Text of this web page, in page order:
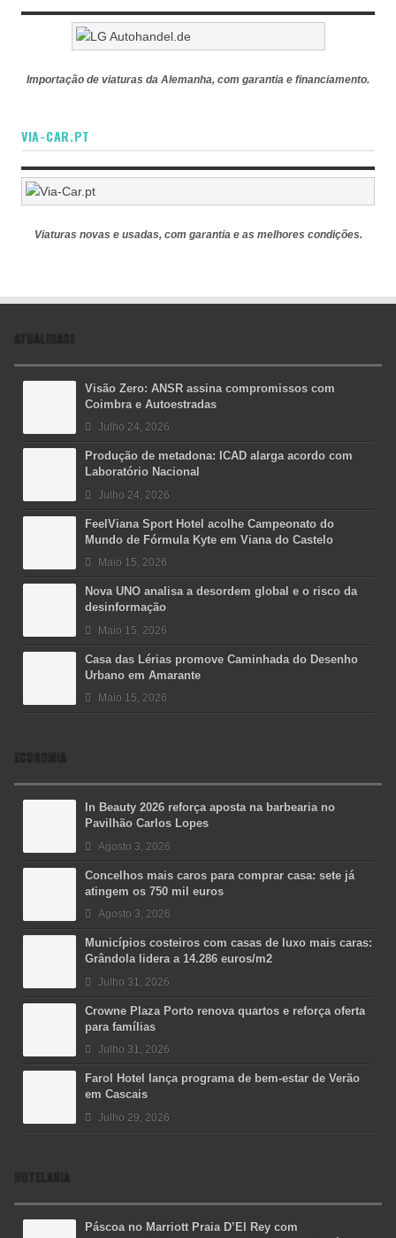
Importação de viaturas da Alemanha, com garantia e financiamento.
VIA-CAR.PT
Viaturas novas e usadas, com garantia e as melhores condições.
ATUALIDADE
Visão Zero: ANSR assina compromissos com
Coimbra e Autoestradas
Julho 24, 2026
Produção de metadona: ICAD alarga acordo com
Laboratório Nacional
Julho 24, 2026
FeelViana Sport Hotel acolhe Campeonato do
Mundo de Fórmula Kyte em Viana do Castelo
Maio 15, 2026
Nova UNO analisa a desordem global e o risco da
desinformação
Maio 15, 2026
Casa das Lérias promove Caminhada do Desenho
Urbano em Amarante
Maio 15, 2026
ECONOMIA
In Beauty 2026 reforça aposta na barbearia no
Pavilhão Carlos Lopes
Agosto 3, 2026
Concelhos mais caros para comprar casa: sete já
atingem os 750 mil euros
Agosto 3, 2026
Municípios costeiros com casas de luxo mais caras:
Grândola lidera a 14.286 euros/m2
Julho 31, 2026
Crowne Plaza Porto renova quartos e reforça oferta
para famílias
Julho 31, 2026
Farol Hotel lança programa de bem-estar de Verão
em Cascais
Julho 29, 2026
HOTELARIA
Páscoa no Marriott Praia D’El Rey com